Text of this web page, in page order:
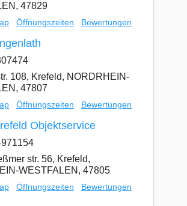
47829
Öffnungszeiten Bewertungen
108, Krefeld, NORDRHEIN-
47807
Öffnungszeiten Bewertungen
Objektservice
str. 56, Krefeld,
WESTFALEN, 47805
Öffnungszeiten Bewertungen